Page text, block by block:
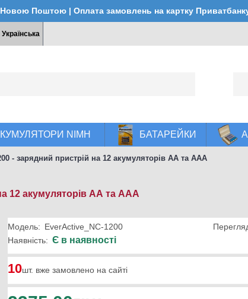
Поштою | Оплата замовлень на картку
Українська
NIMH БАТАРЕЙКИ
- зарядний пристрій на 12 акумуляторів АА та ААА
12 акумуляторів АА та ААА
Модель: EverActive_NC-1200
Наявність: Є в наявності
10шт. вже замовлено на сайті